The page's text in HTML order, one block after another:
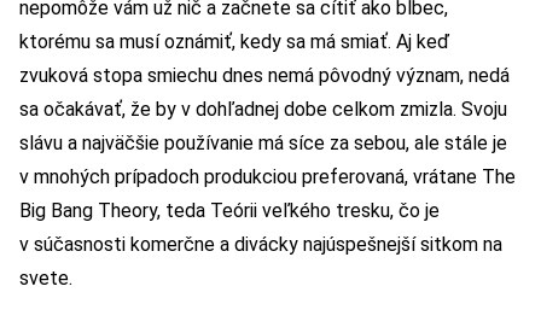
nepomôže vám už nič a začnete sa cítiť ako blbec,
ktorému sa musí oznámiť, kedy sa má smiať. Aj keď
zvuková stopa smiechu dnes nemá pôvodný význam, nedá
sa očakávať, že by v dohľadnej dobe celkom zmizla. Svoju
slávu a najväčšie používanie má síce za sebou, ale stále je
v mnohých prípadoch produkciou preferovaná, vrátane The
Big Bang Theory, teda Teórii veľkého tresku, čo je
v súčasnosti komerčne a divácky najúspešnejší sitkom na
svete.